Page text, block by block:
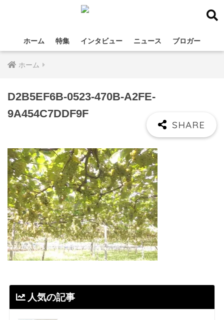
ホーム 特集 インタビュー ニュース ブロガー
ホーム
D2B5EF6B-0523-470B-A2FE-
9A454C7DDF9F
人気の記事